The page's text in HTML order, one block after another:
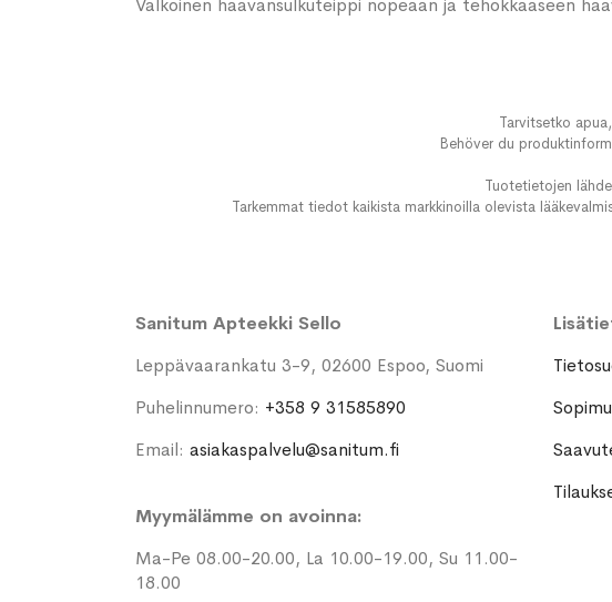
Valkoinen haavansulkuteippi nopeaan ja tehokkaaseen
Tarvitsetko
Behöver du
Tuotetietojen
Tarkemmat tiedot kaikista markkinoilla olevista
Sanitum Apteekki Sello
Leppävaarankatu 3-9, 02600 Espoo, Suomi
Puhelinnumero: +358 9 31585890
Email: asiakaspalvelu@sanitum.fi
Myymälämme on avoinna:
Ma-Pe 08.00-20.00, La 10.00-19.00, Su 11.00-
18.00